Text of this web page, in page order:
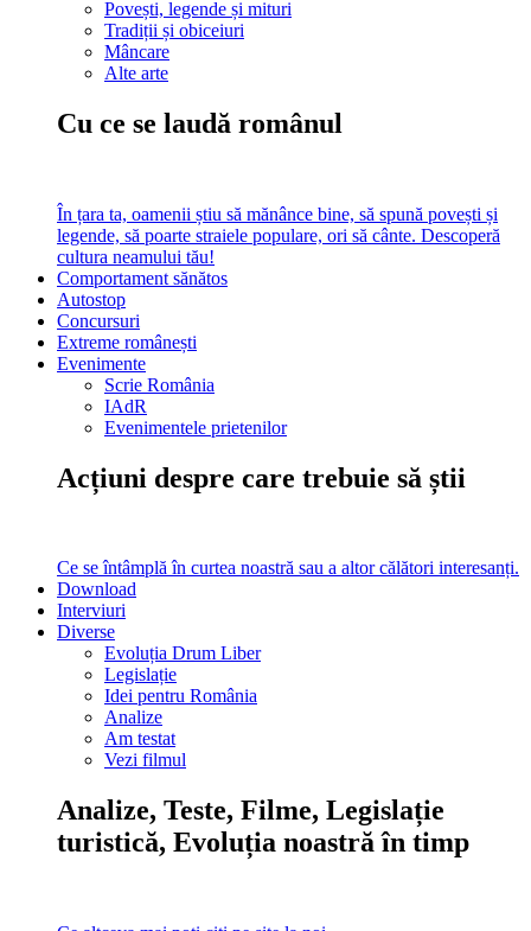
Povești, legende și mituri
Tradiții și obiceiuri
Mâncare
Alte arte
Cu ce se laudă românul
În țara ta, oamenii știu să mănânce bine, să spună povești și
legende, să poarte straiele populare, ori să cânte. Descoperă
cultura neamului tău!
Comportament sănătos
Autostop
Concursuri
Extreme românești
Evenimente
Scrie România
IAdR
Evenimentele prietenilor
Acțiuni despre care trebuie să știi
Ce se întâmplă în curtea noastră sau a altor călători interesanți.
Download
Interviuri
Diverse
Evoluția Drum Liber
Legislație
Idei pentru România
Analize
Am testat
Vezi filmul
Analize, Teste, Filme, Legislație
turistică, Evoluția noastră în timp